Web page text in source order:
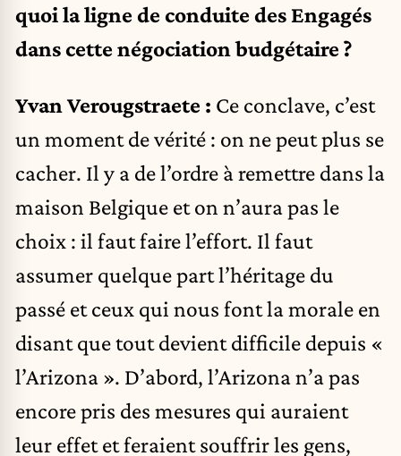
quoi la ligne de conduite des Engagés
dans cette négociation budgétaire ?
Yvan Verougstraete : Ce conclave, c’est
un moment de vérité : on ne peut plus se
cacher. Il y a de l’ordre à remettre dans la
maison Belgique et on n’aura pas le
choix : il faut faire l’effort. Il faut
assumer quelque part l’héritage du
passé et ceux qui nous font la morale en
disant que tout devient difficile depuis «
l’Arizona ». D’abord, l’Arizona n’a pas
encore pris des mesures qui auraient
leur effet et feraient souffrir les gens,